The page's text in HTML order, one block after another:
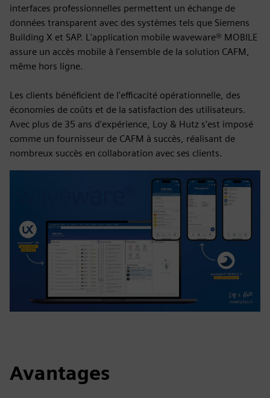
interfaces professionnelles permettent un échange de
données transparent avec des systèmes tels que Siemens
Building X et SAP. L'application mobile waveware® MOBILE
assure un accès mobile à l'ensemble de la solution CAFM,
même hors ligne.
Les clients bénéficient de l'efficacité opérationnelle, des
économies de coûts et de la satisfaction des utilisateurs.
Avec plus de 35 ans d'expérience, Loy & Hutz s'est imposé
comme un fournisseur de CAFM à succès, réalisant de
nombreux succès en collaboration avec ses clients.
Avantages